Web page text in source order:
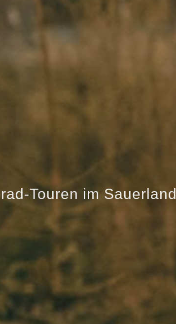
Touren im Sauerland
Touren im Sauerland